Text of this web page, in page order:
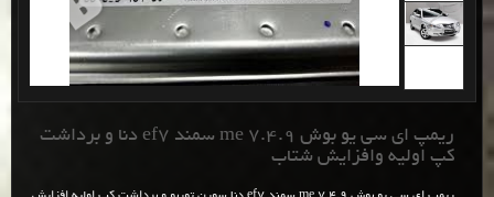
ریمپ ای سی یو بوش me 7.4.9 سمند ef7 دنا و برداشت
کپ اولیه وافزایش شتاب